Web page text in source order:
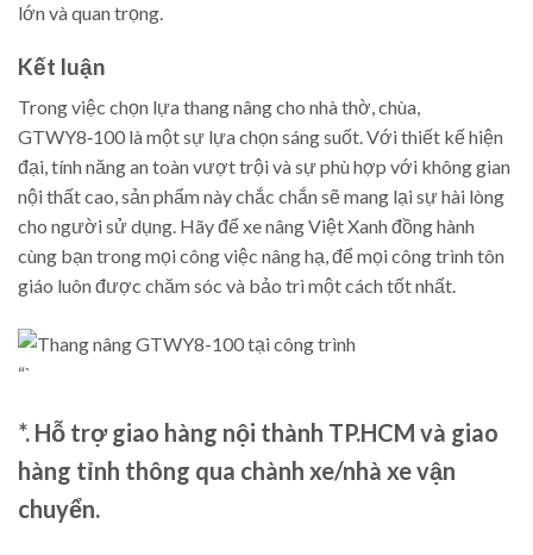
lớn và quan trọng.
Kết luận
Trong việc chọn lựa thang nâng cho nhà thờ, chùa,
GTWY8‑100 là một sự lựa chọn sáng suốt. Với thiết kế hiện
đại, tính năng an toàn vượt trội và sự phù hợp với không gian
nội thất cao, sản phẩm này chắc chắn sẽ mang lại sự hài lòng
cho người sử dụng. Hãy để xe nâng Việt Xanh đồng hành
cùng bạn trong mọi công việc nâng hạ, để mọi công trình tôn
giáo luôn được chăm sóc và bảo trì một cách tốt nhất.
“`
*. Hỗ trợ giao hàng nội thành TP.HCM và giao
hàng tỉnh thông qua chành xe/nhà xe vận
chuyển.